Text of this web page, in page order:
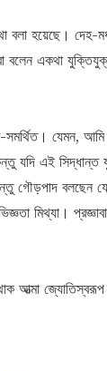
হয়েছে। দেহ-
বলেন একথা
সমর্থিত। যেমন,
যদি এই সিদ্ধান্ত
গৌড়পাদ বলছেন
মিথ্যা।
আত্মা